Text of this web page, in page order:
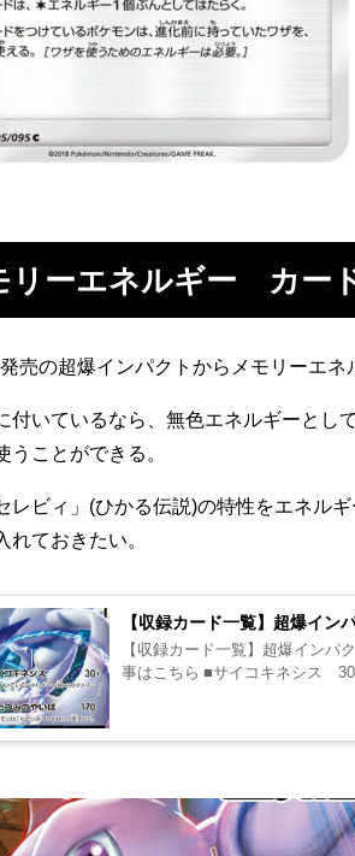
リーエネルギー カー
売の超爆インパクトからメモリーエネ
付いているなら、無色エネルギーとし
うことができる。
レビィ」(ひかる伝説)の特性をエネル
れておきたい。
【収録カード一覧】超爆イン
【収録カード一覧】超爆インパ
事はこちら ■サイコキネシス 30